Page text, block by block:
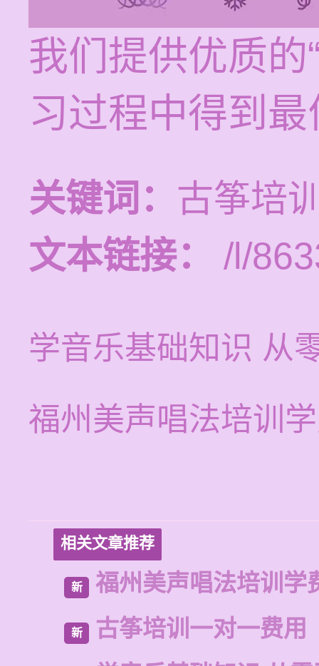
我们提供优质的
习过程中得到
关键词： 古筝培
文本链接：
/l/
学音乐基础知识 从
福州美声唱法培训
相关文章推荐
新 福州美声唱法培训学
新
古筝培训一对一费用